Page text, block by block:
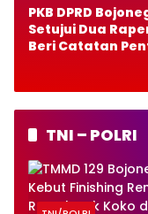
PKB DPRD
Setujui Dua
Beri Catatan
TNI – POLRI